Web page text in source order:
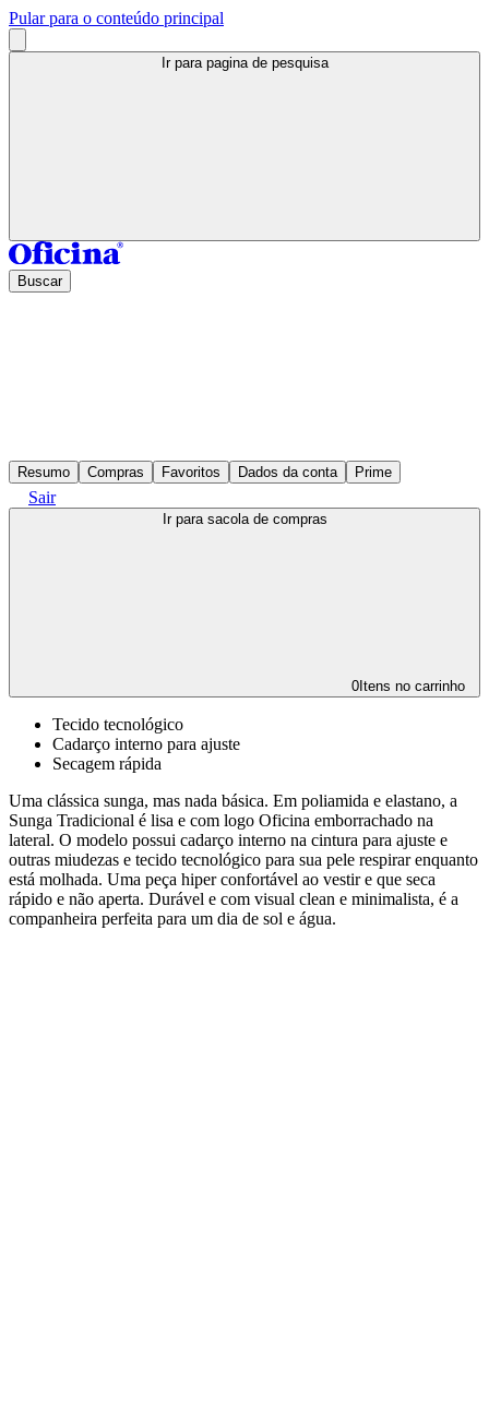
Pular para o conteúdo principal
Ir para pagina de pesquisa
Buscar
Resumo Compras Favoritos Dados da conta Prime
Sair
Ir para sacola de compras
0 Itens no carrinho
Tecido tecnológico
Cadarço interno para ajuste
Secagem rápida
Uma clássica sunga, mas nada básica. Em poliamida e elastano, a
Sunga Tradicional é lisa e com logo Oficina emborrachado na
lateral. O modelo possui cadarço interno na cintura para ajuste e
outras miudezas e tecido tecnológico para sua pele respirar enquanto
está molhada. Uma peça hiper confortável ao vestir e que seca
rápido e não aperta. Durável e com visual clean e minimalista, é a
companheira perfeita para um dia de sol e água.